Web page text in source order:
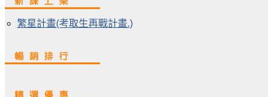
繁星計畫(考取生再戰計畫.)